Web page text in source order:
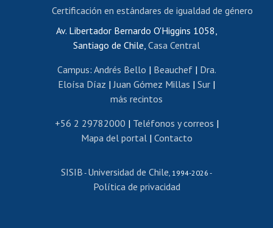
Portal de movilidad interna
Certificado de renta
Certificado de renta honorarios
Editar páginas blancas
Extranjeras/os
Revalidación y reconocimiento de títulos
Postulación al Programa de Movilidad Estudiantil
Cursos de español
Av. Libertador Bernardo O'Higgins 1058,
Santiago de Chile, Casa Central
Campus: Andrés Bello | Beauchef| Dra.
Eloísa Díaz | Juan Gómez Millas | Sur |
más recintos
+56 2 29782000 | Teléfonos y correos |
Mapa del portal| Contacto
SISIB - Universidad de Chile , 1994-2026 -
Política de privacidad
Certificación en estándares de igualdad de género